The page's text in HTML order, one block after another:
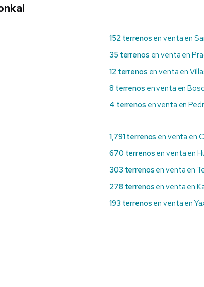
152 terrenos en venta en
35 terrenos en venta en
12 terrenos en venta en
8 terrenos en venta en
4 terrenos en venta en
1,791 terrenos en venta en
670 terrenos en venta en
303 terrenos en venta en
278 terrenos en venta en
193 terrenos en venta en